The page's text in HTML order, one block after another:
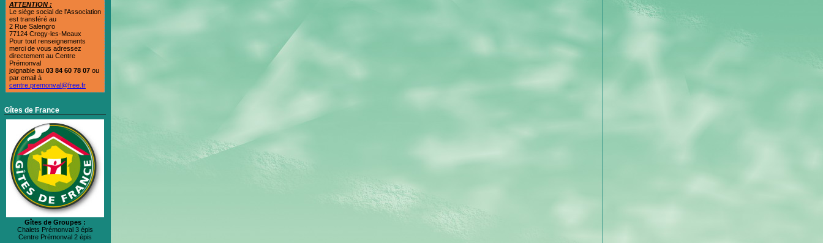
ATTENTION :
Le siège social de l'Association
est transféré au
2 Rue Salengro
77124 Cregy-les-Meaux
Pour tout renseignements
merci de vous adressez
directement au Centre
Prémonval
joignable au 03 84 60 78 07 ou
par email à
centre.premonval@free.fr
Gîtes de France
Gîtes de Groupes :
Chalets Prémonval 3 épis
Centre Prémonval 2 épis